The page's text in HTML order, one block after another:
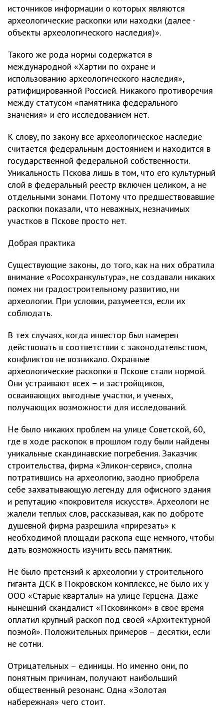
источников информации о которых являются
археологические раскопки или находки (далее -
объекты археологического наследия)».
Такого же рода нормы содержатся в
международной «Хартии по охране и
использованию археологического наследия»,
ратифицированной Россией. Никакого противоречия
между статусом «памятника федерального
значения» и его исследованием нет.
К слову, по закону все археологическое наследие
считается федеральным достоянием и находится в
государственной федеральной собственности.
Уникальность Пскова лишь в том, что его культурный
слой в федеральный реестр включен целиком, а не
отдельными зонами. Потому что предшествовавшие
раскопки показали, что неважных, незначимых
участков в Пскове просто нет.
Добрая практика
Существующие законы, до того, как на них обратила
внимание «Росохранкультура», не создавали никаких
помех ни градостроительному развитию, ни
археологии. При условии, разумеется, если их
соблюдать.
В тех случаях, когда инвестор был намерен
действовать в соответствии с законодательством,
конфликтов не возникало. Охранные
археологические раскопки в Пскове стали нормой.
Они устраивают всех – и застройщиков,
осваивающих выгодные участки, и ученых,
получающих возможности для исследований.
Не было никаких проблем на улице Советской, 60,
где в ходе раскопок в прошлом году были найдены
уникальные скандинавские погребения. Заказчик
строительства, фирма «Эликон-сервис», сполна
потратившись на археологию, заодно приобрела
себе захватывающую легенду для офисного здания
и репутацию «покровителя искусств». Археологи не
жалели теплых слов, рассказывая, как по доброте
душевной фирма разрешила «прирезать» к
необходимой площади раскопа еще немного, чтобы
дать возможность изучить весь памятник.
Не было претензий к археологии у строительного
гиганта ДСК в Покровском комплексе, не было их у
ООО «Старые кварталы» на улице Герцена. Даже
нынешний скандалист «Псковинком» в свое время
оплатил крупный раскоп под своей «Архитектурной
поэмой». Положительных примеров – десятки, если
не сотни.
Отрицательных – единицы. Но именно они, по
понятным причинам, получают наибольший
общественный резонанс. Одна «Золотая
набережная» чего стоит.